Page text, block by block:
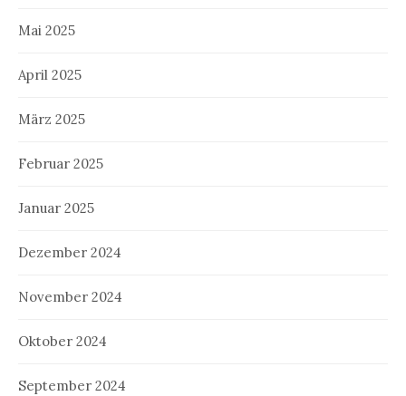
Mai 2025
April 2025
März 2025
Februar 2025
Januar 2025
Dezember 2024
November 2024
Oktober 2024
September 2024